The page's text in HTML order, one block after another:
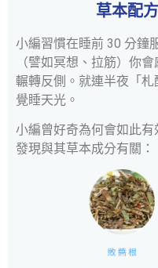
草本配
小編習慣在睡前 30 分鐘
（譬如冥想、拉筋） 你會
輾轉反側。就連半夜「
覺睡天光。
小編曾好奇為何會如此有
發現與其草本成分有關：